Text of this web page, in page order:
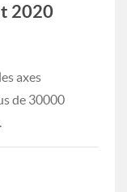
2020
axes
de 30000